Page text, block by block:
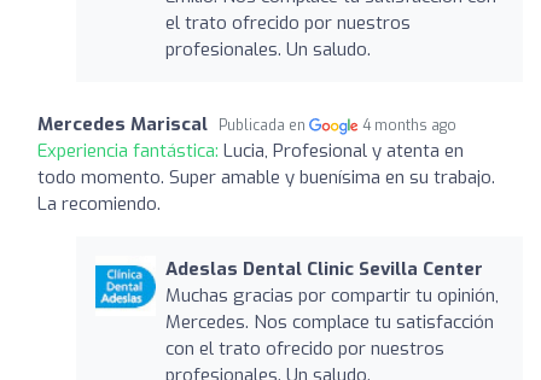
el trato ofrecido por nuestros
profesionales. Un saludo.
Mercedes Mariscal Publicada en 4 months ago
Experiencia fantástica: Lucia, Profesional y atenta en
todo momento. Super amable y buenísima en su trabajo.
La recomiendo.
Adeslas Dental Clinic Sevilla Center
Muchas gracias por compartir tu opinión,
Mercedes. Nos complace tu satisfacción
con el trato ofrecido por nuestros
profesionales. Un saludo.